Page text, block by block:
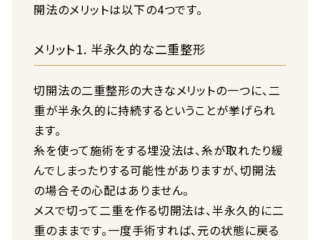
開法のメリットは以下の4つです。
メリット1. 半永久的な二重整形
切開法の二重整形の大きなメリットの一つに、二
重が半永久的に持続するということが挙げられ
ます。
糸を使って施術をする埋没法は、糸が取れたり緩
んでしまったりする可能性がありますが、切開法
の場合その心配はありません。
メスで切って二重を作る切開法は、半永久的に二
重のままです。一度手術すれば、元の状態に戻る